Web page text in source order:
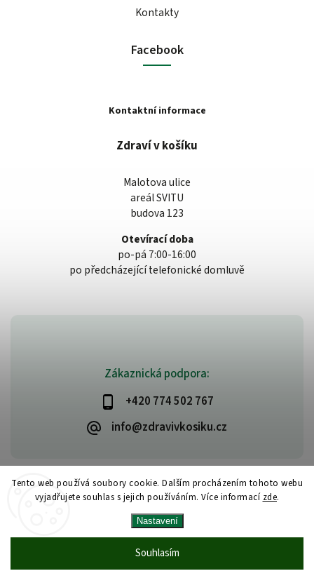
Tento web používá soubory cookie. Dalším procházením tohoto webu
vyjadřujete souhlas s jejich používáním. Více informací zde.
Nastavení
Souhlasím
Zákaznická podpora:
+420 774 502 767
info@zdravivkosiku.cz
Kontakty
Facebook
Kontaktní informace
Zdraví v košíku
Malotova ulice
areál SVITU
budova 123
Otevírací doba
po-pá 7:00-16:00
po předcházející telefonické domluvě
www.zdravivkosiku.cz
Upravit nastavení cookies
VytvořilShoptet | Design